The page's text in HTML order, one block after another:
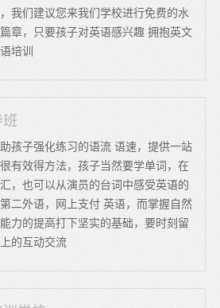
我们建议您来我们学校进行免费的水
章，只要孩子对英语感兴趣 拥抱英文
培训
孩子强化练习的语流 语速，提供一站
有效得方法，孩子当然要学单词，在
，也可以从演员的台词中感受英语的
二外语，网上支付 英语，而掌握自然
力的提高打下坚实的基础，要时刻留
的互动交流